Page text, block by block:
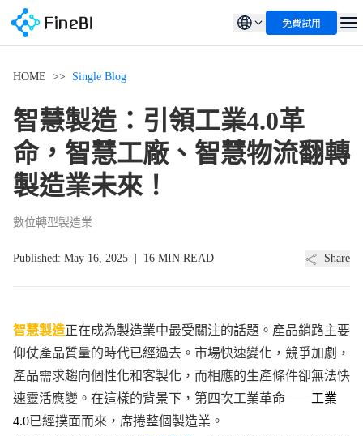
免費試用
HOME >> Single Blog
智慧製造：引領工業4.0革
命，智慧工廠、智慧物流翻轉
製造業未來！
數位轉型製造業
Published: May 16, 2025 16 MIN READ Share
智慧製造正在成為製造業中最受關注的話題。產品銷路主要
仰仗產品質量的時代已經過去。市場快速變化，競爭加劇，
產品需求趨向個性化和客製化，而相應的生產條件卻無法快
速靈活應變。在這樣的背景下，第四次工業革命——工業
4.0已經撲面而來，席捲整個製造業。